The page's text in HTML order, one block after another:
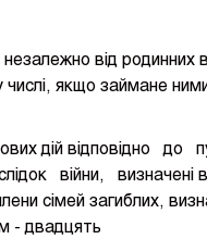
незалежно від родинних
числі, якщо займане
дій відповідно до
війни, визначені
сімей загиблих,
- двадцять